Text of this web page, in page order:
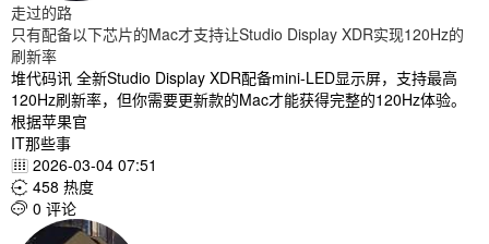
走过的路
只有配备以下芯片的Mac才支持让Studio Display XDR实现120Hz的
刷新率
堆代码讯 全新Studio Display XDR配备mini-LED显示屏，支持最高
120Hz刷新率，但你需要更新款的Mac才能获得完整的120Hz体验。
根据苹果官
IT那些事
 2026-03-04 07:51
 458 热度
 0 评论